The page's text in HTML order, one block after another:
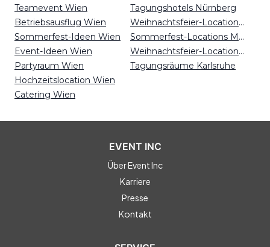
Teamevent Wien
Betriebsausflug Wien
Sommerfest-Ideen Wien
Event-Ideen Wien
Partyraum Wien
Hochzeitslocation Wien
Catering Wien
Tagungshotels Nürnberg
Weihnachtsfeier-Locations Essen
Sommerfest-Locations Mainz
Weihnachtsfeier-Locations Mainz
Tagungsräume Karlsruhe
EVENT INC
Über Event Inc
Karriere
Presse
Kontakt